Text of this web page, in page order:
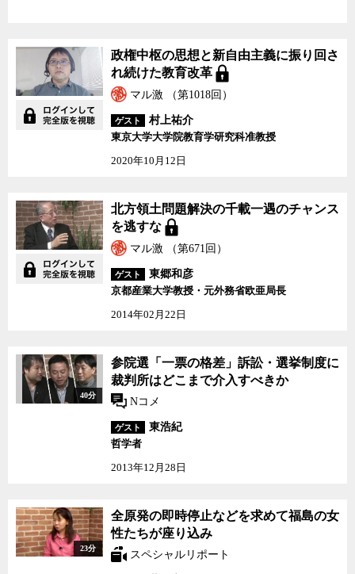
政権中枢の思想と新自由主義に振り回さ
れ続けた教育改革
マル激 （第1018回）
ゲスト
村上祐介
東京大学大学院教育学研究科准教授
2020年10月12日
北方領土問題解決の千載一遇のチャンス
を逃すな
マル激 （第671回）
ゲスト
東郷和彦
京都産業大学教授・元外務省欧亜局長
2014年02月22日
40分
参院選「一票の格差」訴訟・選挙制度に
裁判所はどこまで介入すべきか
Nコメ
ゲスト
東浩紀
哲学者
2013年12月28日
全原発の即時停止などを
求めて福島の女性たちが
座り込み
23分
全原発の即時停止などを求めて福島の女
性たちが座り込み
スペシャルリポート